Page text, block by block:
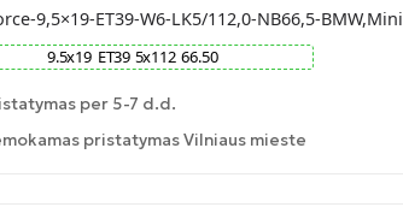
9,5×19-ET39-W6-LK5/112,0-NB66,5-BMW,Mini
9.5x19 ET39 5x112 66.50
per 5-7 d.d.
pristatymas Vilniaus mieste